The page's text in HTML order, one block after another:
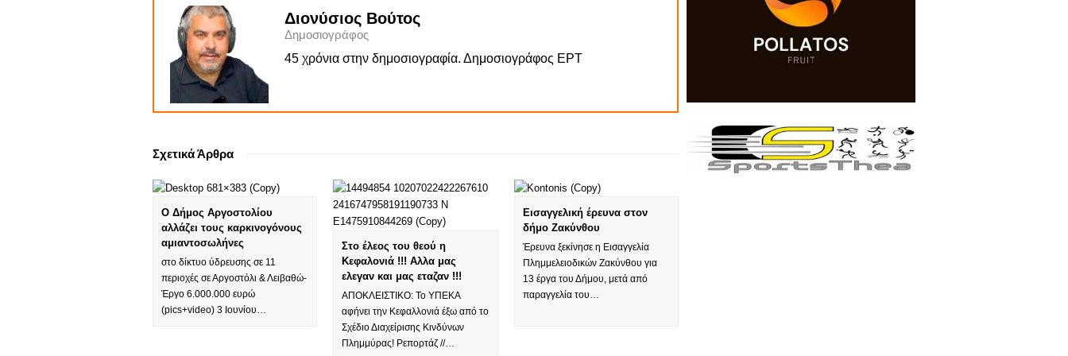
Διονύσιος Βούτος
Δημοσιογράφος
45 χρόνια στην δημοσιογραφία. Δημοσιογράφος ΕΡΤ
Σχετικά Άρθρα
Ο Δήμος Αργοστολίου
αλλάζει τους καρκινογόνους
αμιαντοσωλήνες
στο δίκτυο ύδρευσης σε 11
περιοχές σε Αργοστόλι & Λειβαθώ-
Έργο 6.000.000 ευρώ
(pics+video) 3 Ιουνίου…
Στο έλεος του θεού η
Κεφαλονιά !!! Αλλα μας
ελεγαν και μας εταζαν !!!
ΑΠΟΚΛΕΙΣΤΙΚΟ: Το ΥΠΕΚΑ
αφήνει την Κεφαλλονιά έξω από το
Σχέδιο Διαχείρισης Κινδύνων
Πλημμύρας! Ρεπορτάζ //…
Εισαγγελική έρευνα στον
δήμο Ζακύνθου
Έρευνα ξεκίνησε η Εισαγγελία
Πλημμελειοδικών Ζακύνθου για
13 έργα του Δήμου, μετά από
παραγγελία του…